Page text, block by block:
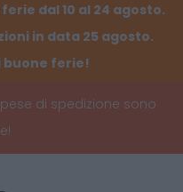
dal 10 al 24 agosto.
in data 25 agosto.
ferie!
di spedizione sono